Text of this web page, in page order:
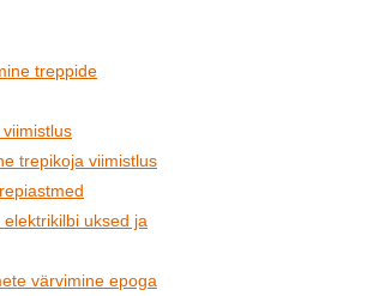
treppide
trepikoja viimistlus
uksed ja
värvimine epoga